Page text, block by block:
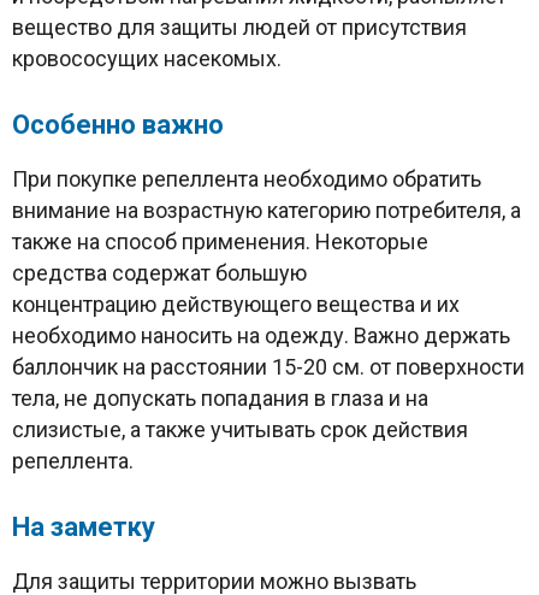
вещество для защиты людей от присутствия
кровососущих насекомых.
Особенно важно
При покупке репеллента необходимо обратить
внимание на возрастную категорию потребителя, а
также на способ применения. Некоторые
средства содержат большую
концентрацию действующего вещества и их
необходимо наносить на одежду. Важно держать
баллончик на расстоянии 15-20 см. от поверхности
тела, не допускать попадания в глаза и на
слизистые, а также учитывать срок действия
репеллента.
На заметку
Для защиты территории можно вызвать